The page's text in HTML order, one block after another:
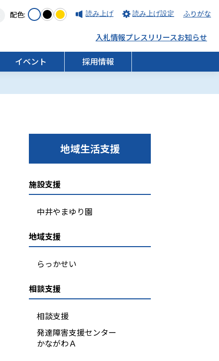
配色: 読み上げ 読み上げ設定 ふりがな
入札情報プレスリリースお知らせ
健康支援
イベント 採用情報
地域生活支援
施設支援
中井やまゆり園
地域支援
らっかせい
相談支援
相談支援
発達障害支援センター
かながわＡ